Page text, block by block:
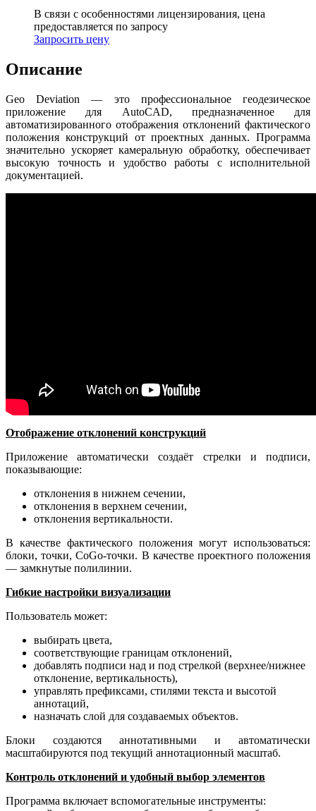
В связи с особенностями лицензирования, цена
предоставляется по запросу
Запросить цену
Описание
Geo Deviation — это профессиональное геодезическое
приложение для AutoCAD, предназначенное для
автоматизированного отображения отклонений фактического
положения конструкций от проектных данных. Программа
значительно ускоряет камеральную обработку, обеспечивает
высокую точность и удобство работы с исполнительной
документацией.
Отображение отклонений конструкций
Приложение автоматически создаёт стрелки и подписи,
показывающие:
отклонения в нижнем сечении,
отклонения в верхнем сечении,
отклонения вертикальности.
В качестве фактического положения могут использоваться:
блоки, точки, CoGo‑точки. В качестве проектного положения
— замкнутые полилинии.
Гибкие настройки визуализации
Пользователь может:
выбирать цвета,
соответствующие границам отклонений,
добавлять подписи над и под стрелкой (верхнее/нижнее
отклонение, вертикальность),
управлять префиксами, стилями текста и высотой
аннотаций,
назначать слой для создаваемых объектов.
Блоки создаются аннотативными и автоматически
масштабируются под текущий аннотационный масштаб.
Контроль отклонений и удобный выбор элементов
Программа включает вспомогательные инструменты: